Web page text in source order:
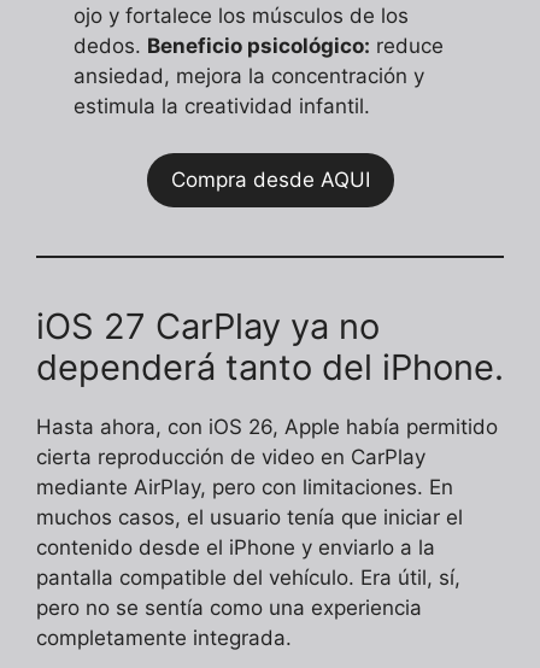
ojo y fortalece los músculos de los
dedos. Beneficio psicológico: reduce
ansiedad, mejora la concentración y
estimula la creatividad infantil.
Compra desde AQUI
iOS 27 CarPlay ya no
dependerá tanto del iPhone.
Hasta ahora, con iOS 26, Apple había permitido
cierta reproducción de video en CarPlay
mediante AirPlay, pero con limitaciones. En
muchos casos, el usuario tenía que iniciar el
contenido desde el iPhone y enviarlo a la
pantalla compatible del vehículo. Era útil, sí,
pero no se sentía como una experiencia
completamente integrada.